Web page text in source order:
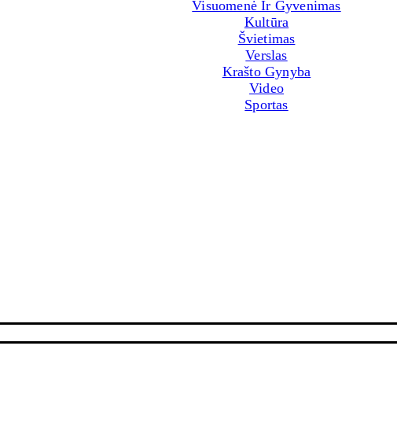
Visuomenė Ir Gyvenimas
Kultūra
Švietimas
Verslas
Krašto Gynyba
Video
Sportas